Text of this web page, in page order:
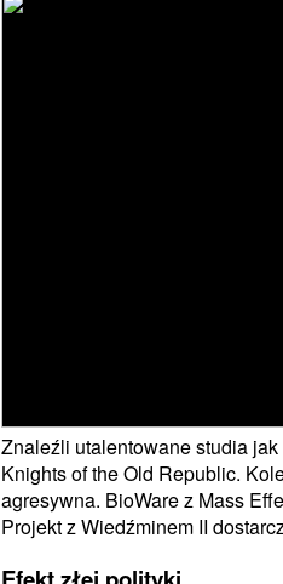
Znaleźli utalentowane studia
Knights of the Old Republic.
agresywna. BioWare z Mass
Projekt z Wiedźminem II